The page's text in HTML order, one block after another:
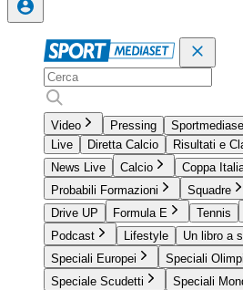
Video Pressing
Live
Diretta Calcio
Risultati e
News Live
Calcio Coppa
Probabili Formazioni
Squadre
Drive UP
Formula E Tennis
Podcast
Lifestyle
Un libro a
Speciali Europei
Speciali
Speciale Scudetti
Speciali